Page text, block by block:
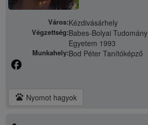
Város:Kézdivásárhely
Végzettség:Babes-Bolyai Tudomány
Egyetem 1993
Munkahely:Bod Péter Tanítóképző
facebook
pets Nyomot hagyok